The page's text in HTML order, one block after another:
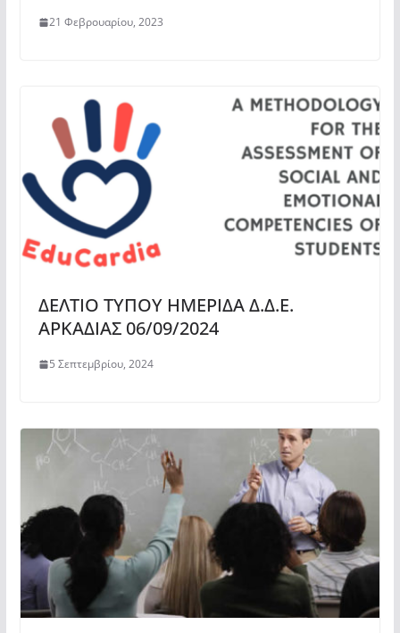
21 Φεβρουαρίου, 2023
ΔΕΛΤΙΟ ΤΥΠΟΥ ΗΜΕΡΙΔΑ Δ.Δ.Ε.
ΑΡΚΑΔΙΑΣ 06/09/2024
5 Σεπτεμβρίου, 2024